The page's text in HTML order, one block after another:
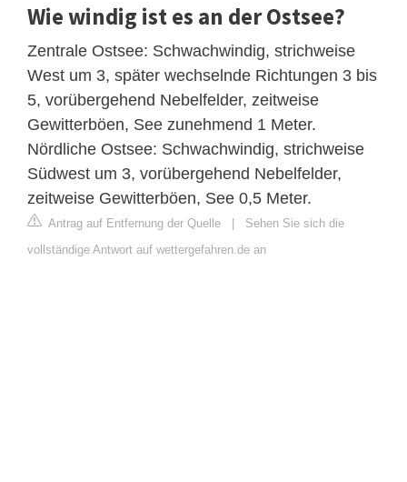
Wie windig ist es an der Ostsee?
Zentrale Ostsee: Schwachwindig, strichweise
West um 3, später wechselnde Richtungen 3 bis
5, vorübergehend Nebelfelder, zeitweise
Gewitterböen, See zunehmend 1 Meter.
Nördliche Ostsee: Schwachwindig, strichweise
Südwest um 3, vorübergehend Nebelfelder,
zeitweise Gewitterböen, See 0,5 Meter.
Antrag auf Entfernung der Quelle | Sehen Sie sich die
vollständige Antwort auf wettergefahren.de an